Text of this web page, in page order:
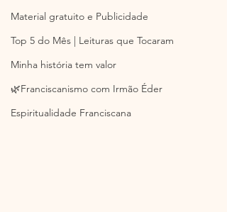
Material gratuito e Publicidade
Top 5 do Mês | Leituras que Tocaram
Minha história tem valor
🌿Franciscanismo com Irmão Éder
Espiritualidade Franciscana